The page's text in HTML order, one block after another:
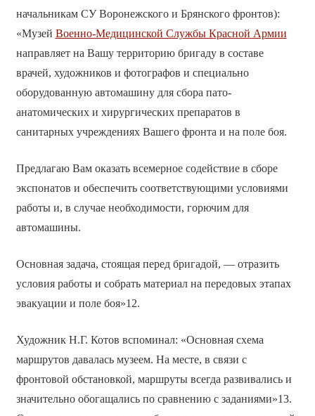
начальникам СУ Воронежского и Брянского фронтов):
«Музей Военно-Медицинской Службы Красной Армии
направляет на Вашу территорию бригаду в составе
врачей, художников и фотографов и специально
оборудованную автомашину для сбора пато-
анатомических и хирургических препаратов в
санитарных учреждениях Вашего фронта и на поле боя.
Предлагаю Вам оказать всемерное содействие в сборе
экспонатов и обеспечить соответствующими условиями
работы и, в случае необходимости, горючим для
автомашины.
Основная задача, стоящая перед бригадой, — отразить
условия работы и собрать материал на передовых этапах
эвакуации и поле боя»12.
Художник Н.Г. Котов вспоминал: «Основная схема
маршрутов давалась музеем. На месте, в связи с
фронтовой обстановкой, маршруты всегда развивались и
значительно обогащались по сравнению с заданиями»13.